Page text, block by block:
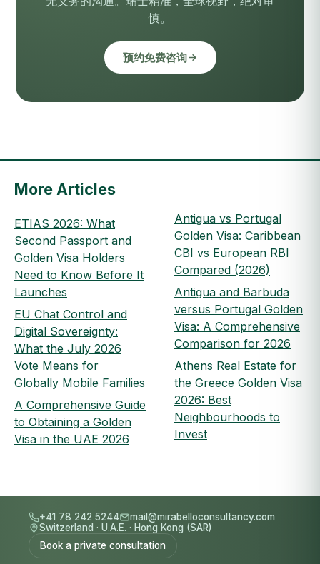
慎。
预约免费咨询
More Articles
ETIAS 2026: What
Second Passport and
Golden Visa Holders
Need to Know Before It
Launches
EU Chat Control and
Digital Sovereignty:
What the July 2026
Vote Means for
Globally Mobile Families
A Comprehensive Guide
to Obtaining a Golden
Visa in the UAE 2026
Antigua vs Portugal
Golden Visa: Caribbean
CBI vs European RBI
Compared (2026)
Antigua and Barbuda
versus Portugal Golden
Visa: A Comprehensive
Comparison for 2026
Athens Real Estate for
the Greece Golden Visa
2026: Best
Neighbourhoods to
Invest
+41 78 242 5244
mail@mirabelloconsultancy.com
Switzerland · U.A.E. · Hong Kong (SAR)
Book a private consultation